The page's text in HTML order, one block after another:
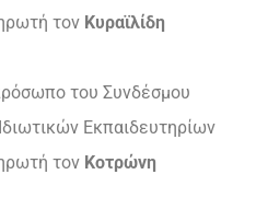
τον Κυραϊλίδη
του Συνδέσμου
Εκπαιδευτηρίων
τον Κοτρώνη